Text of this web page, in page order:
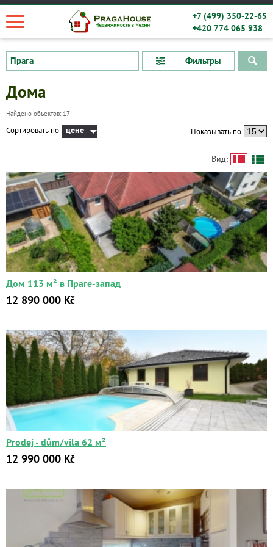
+7 (499) 350-22-65
+420 774 065 938
Фильтры
Квартиры
Дома
Новостройки
Площадь:
до м2
Дома
Найдено объектов: 17
Сортировать по цене Показывать по
Вид:
Дом 113 м² в Праге-запад
12 890 000 Kč
Prodej - dům/vila 62 м²
12 990 000 Kč